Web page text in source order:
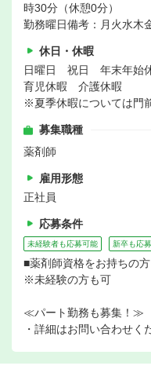
時30分（休憩0分）
勤務曜日備考：月火水木
休日・休暇
日曜日 祝日 年末年始
育児休暇 介護休暇
※夏季休暇については門
募集職種
薬剤師
雇用形態
正社員
応募条件
未経験者も応募可能 新卒も応
■薬剤師資格をお持ちの方
※未経験の方も可
≪パート勤務も募集！≫
・詳細はお問い合わせく